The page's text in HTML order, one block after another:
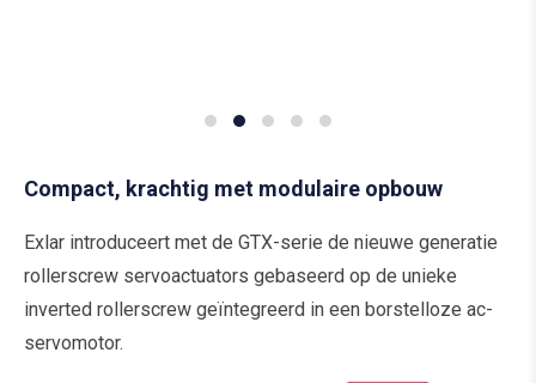
Compact, krachtig met modulaire opbouw
Exlar introduceert met de GTX-serie de nieuwe generatie
rollerscrew servoactuators gebaseerd op de unieke
inverted rollerscrew geïntegreerd in een borstelloze ac-
servomotor.